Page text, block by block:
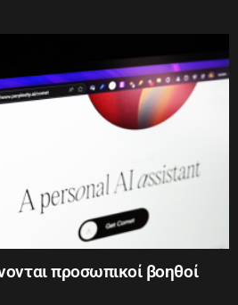
προσωπικοί βοηθοί